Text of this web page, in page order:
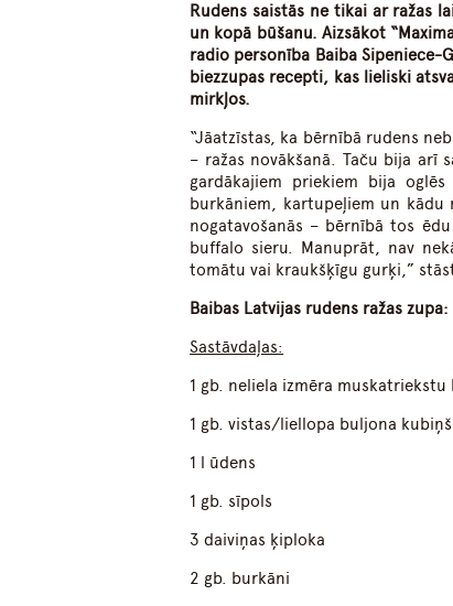
Rudens saistās ne tikai ar ražas
un kopā būšanu. Aizsākot
radio personība Baiba Sipeniece-
biezzupas recepti, kas lieliski
mirkļos.
“Jāatzīstas, ka bērnībā rudens
– ražas novākšanā. Taču bija arī
gardākajiem priekiem bija
burkāniem, kartupeļiem un
nogatavošanās – bērnībā tos
buffalo sieru. Manuprāt, nav
tomātu vai kraukšķīgu gurķi,”
Baibas Latvijas rudens ražas
Sastāvdaļas:
1 gb. neliela izmēra muskatriekstu
1 gb. vistas/liellopa buljona kubiņš
1 l ūdens
1 gb. sīpols
3 daiviņas ķiploka
2 gb. burkāni